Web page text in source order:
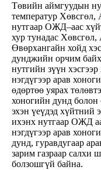
Төвийн аймгуудын
температур
нутгаар ОЖД–аас
хур тунадас
Өвөрхангайн хойд
дунджийн орчим
нутгийн зүүн
нэгдүгээр арав
өдөртөө уярах
хоногийн дунд болон
эхэн үеүдэд хүйтний
ихэнх нутгаар ОЖД
нэгдүгээр арав
дунд, гуравдугаар
зарим газраар салхи
болзошгүй байна.